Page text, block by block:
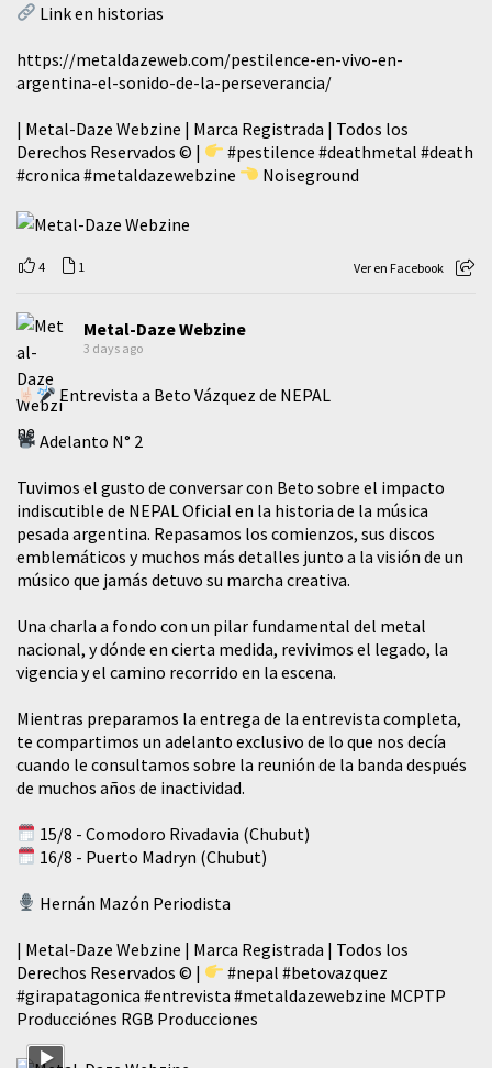
Link en historias
https://metaldazeweb.com/pestilence-en-vivo-en-
argentina-el-sonido-de-la-perseverancia/
| Metal-Daze Webzine | Marca Registrada | Todos los
Derechos Reservados © |
#pestilence #deathmetal #death
#cronica #metaldazewebzine Noiseground
4 1 Ver en Facebook
Metal-Daze Webzine
3 days ago
Entrevista a Beto Vázquez de NEPAL
Adelanto N° 2
Tuvimos el gusto de conversar con Beto sobre el impacto
indiscutible de NEPAL Oficial en la historia de la música
pesada argentina. Repasamos los comienzos, sus discos
emblemáticos y muchos más detalles junto a la visión de un
músico que jamás detuvo su marcha creativa.
​Una charla a fondo con un pilar fundamental del metal
nacional, y dónde en cierta medida, revivimos el legado, la
vigencia y el camino recorrido en la escena.
Mientras preparamos la entrega de la entrevista completa,
te compartimos un adelanto exclusivo de lo que nos decía
cuando le consultamos sobre la reunión de la banda después
de muchos años de inactividad.
15/8 - Comodoro Rivadavia (Chubut)
16/8 - Puerto Madryn (Chubut)
Hernán Mazón Periodista
| Metal-Daze Webzine | Marca Registrada | Todos los
Derechos Reservados © |
#nepal #betovazquez
#girapatagonica #entrevista #metaldazewebzine MCPTP
Producciónes RGB Producciones